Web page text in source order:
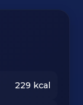
229 kcal